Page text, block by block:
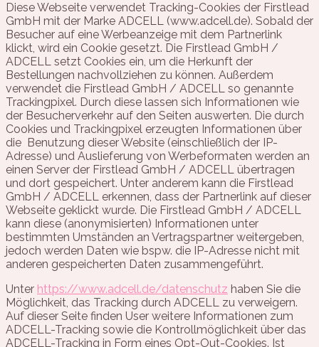
Diese Webseite verwendet Tracking-Cookies der Firstlead
GmbH mit der Marke ADCELL (www.adcell.de). Sobald der
Besucher auf eine Werbeanzeige mit dem Partnerlink
klickt, wird ein Cookie gesetzt. Die Firstlead GmbH /
ADCELL setzt Cookies ein, um die Herkunft der
Bestellungen nachvollziehen zu können. Außerdem
verwendet die Firstlead GmbH / ADCELL so genannte
Trackingpixel. Durch diese lassen sich Informationen wie
der Besucherverkehr auf den Seiten auswerten. Die durch
Cookies und Trackingpixel erzeugten Informationen über
die Benutzung dieser Website (einschließlich der IP-
Adresse) und Auslieferung von Werbeformaten werden an
einen Server der Firstlead GmbH / ADCELL übertragen
und dort gespeichert. Unter anderem kann die Firstlead
GmbH / ADCELL erkennen, dass der Partnerlink auf dieser
Webseite geklickt wurde. Die Firstlead GmbH / ADCELL
kann diese (anonymisierten) Informationen unter
bestimmten Umständen an Vertragspartner weitergeben,
jedoch werden Daten wie bspw. die IP-Adresse nicht mit
anderen gespeicherten Daten zusammengeführt.
Unter https://www.adcell.de/datenschutz haben Sie die
Möglichkeit, das Tracking durch ADCELL zu verweigern.
Auf dieser Seite finden User weitere Informationen zum
ADCELL-Tracking sowie die Kontrollmöglichkeit über das
ADCELL-Tracking in Form eines Opt-Out-Cookies. Ist